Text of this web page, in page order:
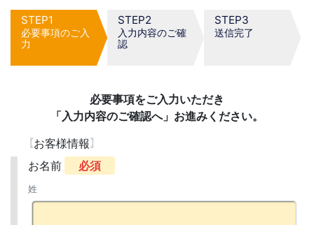
1
必要事項のご入
力
2
入力内容のご確
認
3
送信完了
必要事項をご入力いただき
「入力内容のご確認へ」お進みください。
お客様情報
お名前
必須
姓